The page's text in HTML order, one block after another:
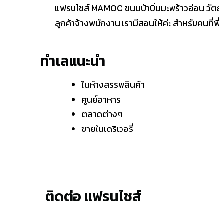
แฟรนไชส์ MAMOO ขนมบ้าบิ่นมะพร้าวอ่อน วั
ลูกค้าจ้างพนักงาน เรามีสอนให้ค่ะ สำหรับคนที่
ทำเลแนะนำ
ในห้างสรรพสินค้า
ศูนย์อาหาร
ตลาดต่างๆ
ขายในเดริเวอรี่
ติดต่อ แฟรนไชส์